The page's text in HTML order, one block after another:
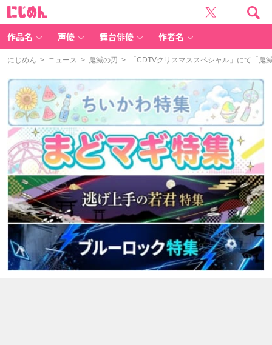
作品名 声優 舞台俳優 作者名
にじめん > ニュース > 鬼滅の刃 > 「CDTVクリスマススペシャル」にて「鬼